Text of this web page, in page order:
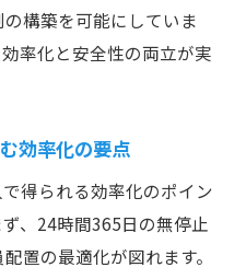
行動検知の実践ポイン
と安全監視の進化
る行動検知の最新技術
めの警備戦略と監視手
構築を可能にしていま
率化と安全性の両立が実
効率化の要点
得られる効率化のポイン
、24時間365日の無停止
置の最適化が図れます。